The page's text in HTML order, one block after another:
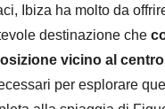
Ibiza ha molto da
destinazione che
vicino al
per esplorare